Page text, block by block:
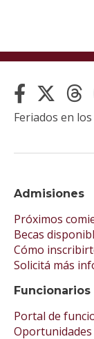
Admisiones
Próximos
Becas
Cómo
Solicitá más
Funcionarios
Portal de
Feriados en